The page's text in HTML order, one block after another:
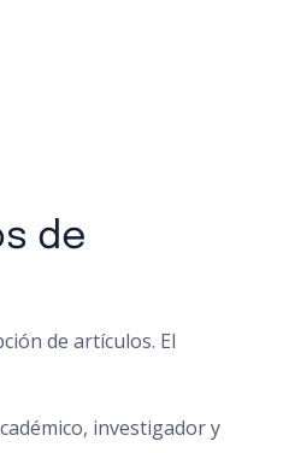
de
de artículos. El
investigador y